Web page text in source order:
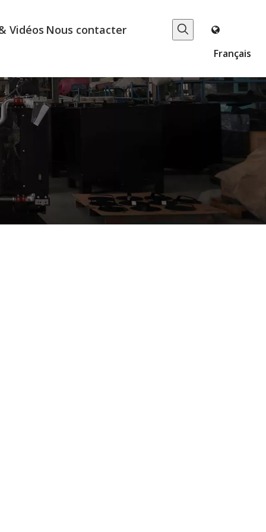
Vidéos Nous contacter
Français